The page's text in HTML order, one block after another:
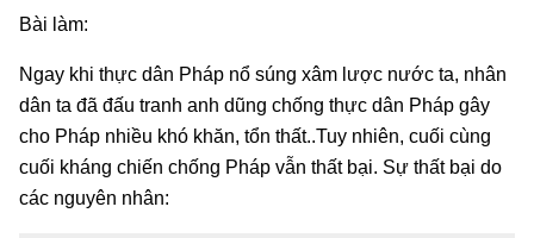
Bài làm:
Ngay khi thực dân Pháp nổ súng xâm lược nước ta, nhân
dân ta đã đấu tranh anh dũng chống thực dân Pháp gây
cho Pháp nhiều khó khăn, tổn thất..Tuy nhiên, cuối cùng
cuối kháng chiến chống Pháp vẫn thất bại. Sự thất bại do
các nguyên nhân: